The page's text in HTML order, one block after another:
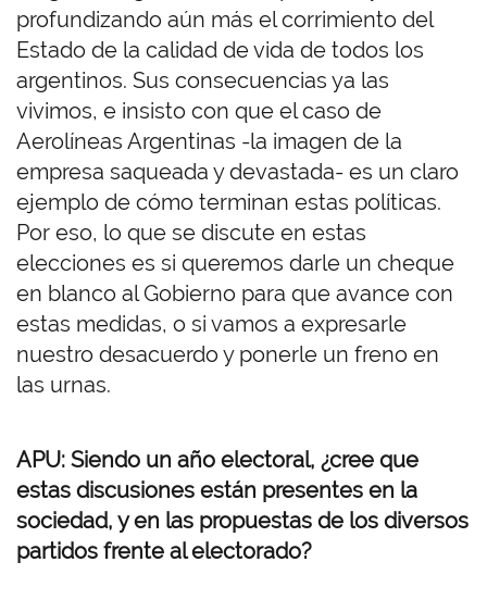
profundizando aún más el corrimiento del
Estado de la calidad de vida de todos los
argentinos. Sus consecuencias ya las
vivimos, e insisto con que el caso de
Aerolíneas Argentinas -la imagen de la
empresa saqueada y devastada- es un claro
ejemplo de cómo terminan estas políticas.
Por eso, lo que se discute en estas
elecciones es si queremos darle un cheque
en blanco al Gobierno para que avance con
estas medidas, o si vamos a expresarle
nuestro desacuerdo y ponerle un freno en
las urnas.
APU: Siendo un año electoral, ¿cree que
estas discusiones están presentes en la
sociedad, y en las propuestas de los diversos
partidos frente al electorado?